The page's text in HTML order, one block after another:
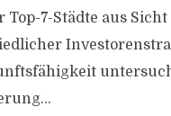
Top-7-Städte aus Sicht